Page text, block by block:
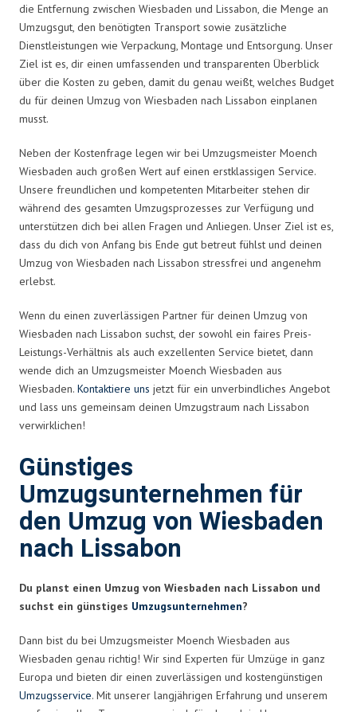
die Entfernung zwischen Wiesbaden und Lissabon, die Menge an
Umzugsgut, den benötigten Transport sowie zusätzliche
Dienstleistungen wie Verpackung, Montage und Entsorgung. Unser
Ziel ist es, dir einen umfassenden und transparenten Überblick
über die Kosten zu geben, damit du genau weißt, welches Budget
du für deinen Umzug von Wiesbaden nach Lissabon einplanen
musst.
Neben der Kostenfrage legen wir bei Umzugsmeister Moench
Wiesbaden auch großen Wert auf einen erstklassigen Service.
Unsere freundlichen und kompetenten Mitarbeiter stehen dir
während des gesamten Umzugsprozesses zur Verfügung und
unterstützen dich bei allen Fragen und Anliegen. Unser Ziel ist es,
dass du dich von Anfang bis Ende gut betreut fühlst und deinen
Umzug von Wiesbaden nach Lissabon stressfrei und angenehm
erlebst.
Wenn du einen zuverlässigen Partner für deinen Umzug von
Wiesbaden nach Lissabon suchst, der sowohl ein faires Preis-
Leistungs-Verhältnis als auch exzellenten Service bietet, dann
wende dich an Umzugsmeister Moench Wiesbaden aus
Wiesbaden. Kontaktiere uns jetzt für ein unverbindliches Angebot
und lass uns gemeinsam deinen Umzugstraum nach Lissabon
verwirklichen!
Günstiges
Umzugsunternehmen für
den Umzug von Wiesbaden
nach Lissabon
Du planst einen Umzug von Wiesbaden nach Lissabon und
suchst ein günstiges Umzugsunternehmen?
Dann bist du bei Umzugsmeister Moench Wiesbaden aus
Wiesbaden genau richtig! Wir sind Experten für Umzüge in ganz
Europa und bieten dir einen zuverlässigen und kostengünstigen
Umzugsservice. Mit unserer langjährigen Erfahrung und unserem